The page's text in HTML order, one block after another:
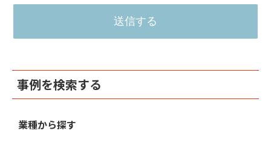
事例を検索する
業種から探す